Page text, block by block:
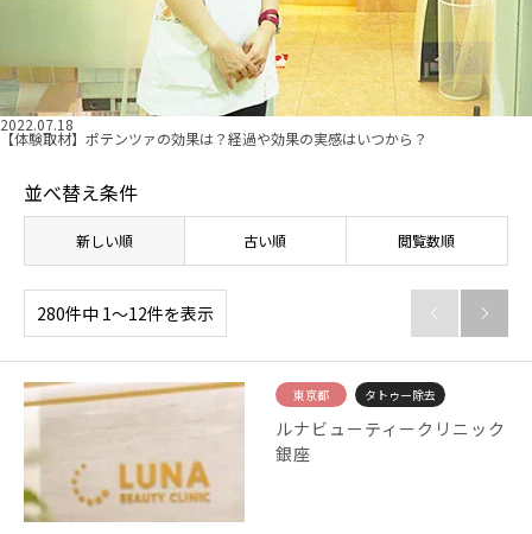
2022.07.18
【体験取材】ポテンツァの効果は？経過や効果の実感はいつから？
並べ替え条件
新しい順 古い順 閲覧数順
280件中 1〜12件を表示  
東京都 タトゥー除去
ルナビューティークリニック
銀座